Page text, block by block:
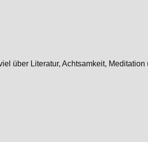
über Literatur, Achtsamkeit,